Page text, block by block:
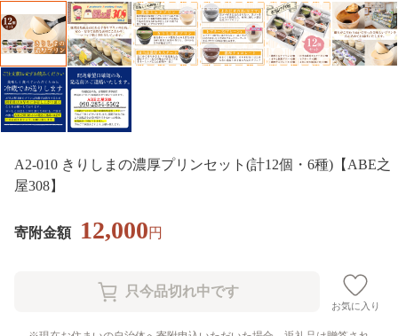
A2-010 きりしまの濃厚プリンセット(計12個・6種)【ABE之
屋308】
寄附金額 12,000円
お気に入り